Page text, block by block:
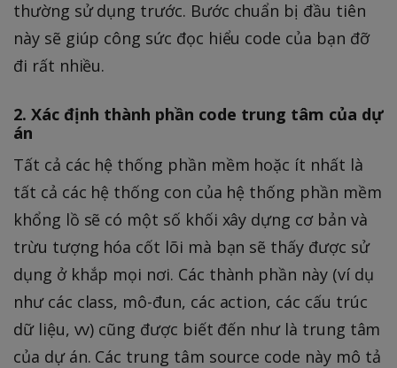
thường sử dụng trước. Bước chuẩn bị đầu tiên
này sẽ giúp công sức đọc hiểu code của bạn đỡ
đi rất nhiều.
2. Xác định thành phần code trung tâm của dự
án
Tất cả các hệ thống phần mềm hoặc ít nhất là
tất cả các hệ thống con của hệ thống phần mềm
khổng lồ sẽ có một số khối xây dựng cơ bản và
trừu tượng hóa cốt lõi mà bạn sẽ thấy được sử
dụng ở khắp mọi nơi. Các thành phần này (ví dụ
như các class, mô-đun, các action, các cấu trúc
dữ liệu, vv) cũng được biết đến như là trung tâm
của dự án. Các trung tâm source code này mô tả